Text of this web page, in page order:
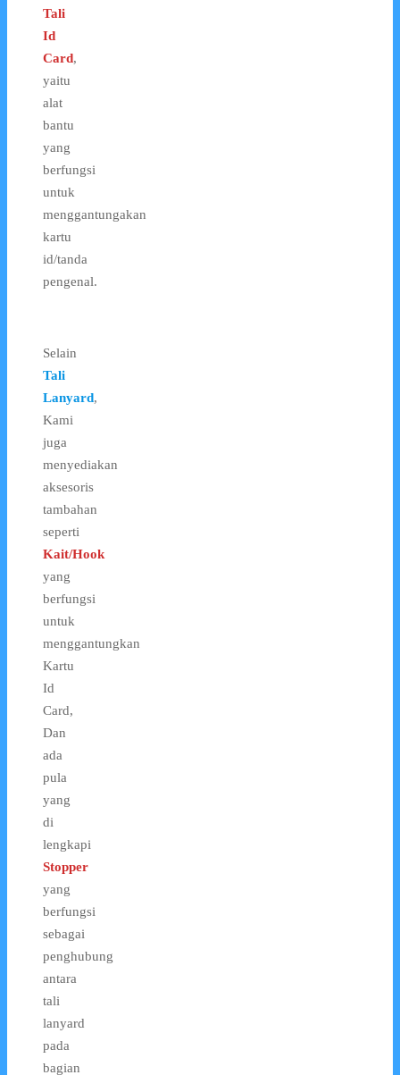
Tali
Id
Card,
yaitu
alat
bantu
yang
berfungsi
untuk
menggantungakan
kartu
id/tanda
pengenal.
Selain
Tali
Lanyard,
Kami
juga
menyediakan
aksesoris
tambahan
seperti
Kait/Hook
yang
berfungsi
untuk
menggantungkan
Kartu
Id
Card,
Dan
ada
pula
yang
di
lengkapi
Stopper
yang
berfungsi
sebagai
penghubung
antara
tali
lanyard
pada
bagian